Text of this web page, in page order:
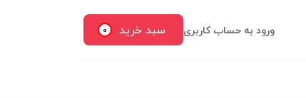
ورود به حساب کاربری سبد خرید 0